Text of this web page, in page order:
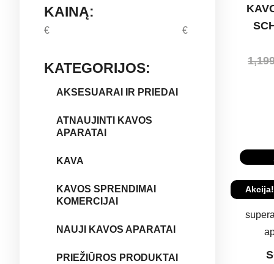
KAINĄ:
€ €
KATEGORIJOS:
AKSESUARAI IR PRIEDAI
ATNAUJINTI KAVOS
APARATAI
KAVA
KAVOS SPRENDIMAI
KOMERCIJAI
NAUJI KAVOS APARATAI
PRIEŽIŪROS PRODUKTAI
Akcija!